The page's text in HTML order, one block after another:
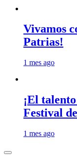
Vivamos
Patrias!
1 mes ago
¡El
Festival
1 mes ago